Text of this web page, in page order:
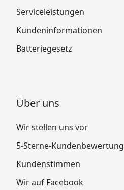
Serviceleistungen
Kundeninformationen
Batteriegesetz
Über uns
Wir stellen uns vor
5-Sterne-Kundenbewertung
Kundenstimmen
Wir auf Facebook